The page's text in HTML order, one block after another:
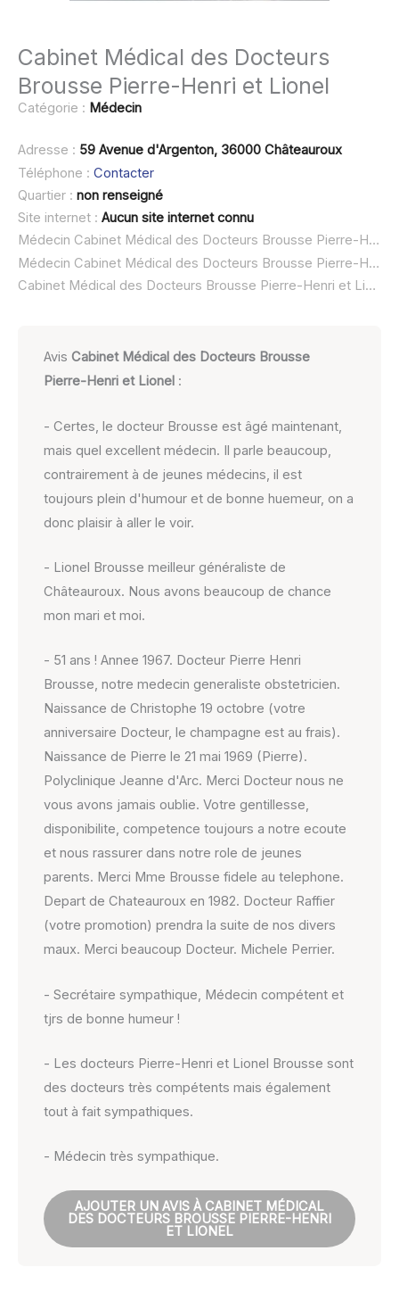
Cabinet Médical des Docteurs
Brousse Pierre-Henri et Lionel
Catégorie : Médecin
Adresse : 59 Avenue d'Argenton, 36000 Châteauroux
Téléphone : Contacter
Quartier : non renseigné
Site internet : Aucun site internet connu
Médecin Cabinet Médical des Docteurs Brousse Pierre-Henri et Lionel à domicile :
Médecin Cabinet Médical des Docteurs Brousse Pierre-Henri et Lionel ouvert dimanche :
Cabinet Médical des Docteurs Brousse Pierre-Henri et Lionel urgence à domicile ou SOS médecin :
AvisCabinet Médical des Docteurs Brousse
Pierre-Henri et Lionel :
- Certes, le docteur Brousse est âgé maintenant,
mais quel excellent médecin. Il parle beaucoup,
contrairement à de jeunes médecins, il est
toujours plein d'humour et de bonne huemeur, on a
donc plaisir à aller le voir.
- Lionel Brousse meilleur généraliste de
Châteauroux. Nous avons beaucoup de chance
mon mari et moi.
- 51 ans ! Annee 1967. Docteur Pierre Henri
Brousse, notre medecin generaliste obstetricien.
Naissance de Christophe 19 octobre (votre
anniversaire Docteur, le champagne est au frais).
Naissance de Pierre le 21 mai 1969 (Pierre).
Polyclinique Jeanne d'Arc. Merci Docteur nous ne
vous avons jamais oublie. Votre gentillesse,
disponibilite, competence toujours a notre ecoute
et nous rassurer dans notre role de jeunes
parents. Merci Mme Brousse fidele au telephone.
Depart de Chateauroux en 1982. Docteur Raffier
(votre promotion) prendra la suite de nos divers
maux. Merci beaucoup Docteur. Michele Perrier.
- Secrétaire sympathique, Médecin compétent et
tjrs de bonne humeur !
- Les docteurs Pierre-Henri et Lionel Brousse sont
des docteurs très compétents mais également
tout à fait sympathiques.
- Médecin très sympathique.
AJOUTER UN AVIS À CABINET MÉDICAL
DES DOCTEURS BROUSSE PIERRE-HENRI
ET LIONEL